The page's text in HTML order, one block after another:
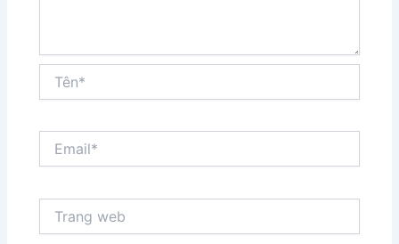
web